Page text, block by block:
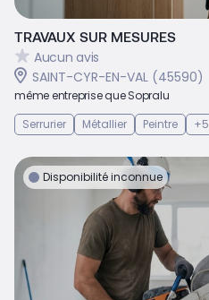
TRAVAUX SUR MESURES
Aucun avis
SAINT-CYR-EN-VAL (45590)
même entreprise que Sopralu
Serrurier
Métallier Peintre +5
Disponibilité inconnue